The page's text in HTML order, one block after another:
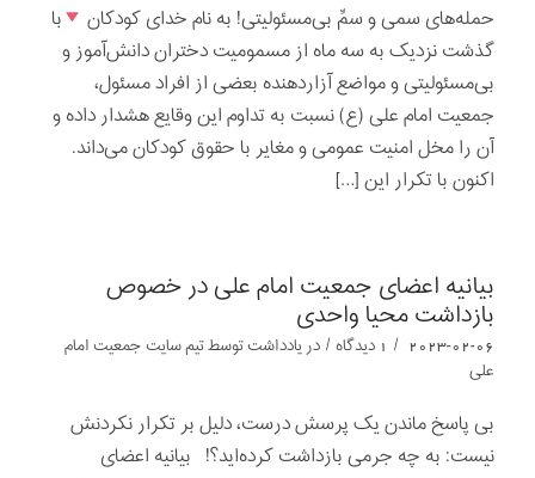
حمله‌های سمی و سمِّ بی‌مسئولیتی! به نام خدای کودکان
با
گذشت نزدیک به سه ماه از مسمومیت دختران دانش‌آموز و
بی‌مسئولیتی و مواضع آزاردهنده بعضی از افراد مسئول،
جمعیت امام علی (ع) نسبت به تداوم این وقایع هشدار داده و
آن را مخل امنیت عمومی و مغایر با حقوق کودکان می‌داند.
اکنون با تکرار این […]
بیانیه اعضای جمعیت امام علی در خصوص
بازداشت محیا واحدی
2023-02-06
/ 1 دیدگاه / دریادداشت‌‌‌‌‌‌‌توسطتیم سایت جمعیت امام
علی
بی پاسخ ماندن یک پرسش درست، دلیل بر تکرار نکردنش
نیست: به چه جرمی بازداشت کرده‌اید؟! بیانیه اعضای